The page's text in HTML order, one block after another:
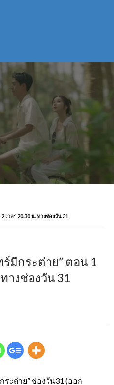
เวลา 20.30 น. ทางช่องวัน 31
มีกระต่าย” ตอน 1
างช่องวัน 31
ะต่าย” ช่องวัน31 (ออก